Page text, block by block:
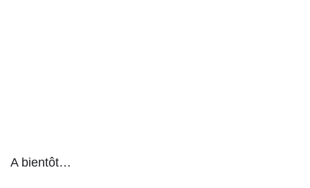
A bientôt…